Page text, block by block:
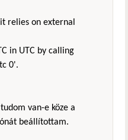
on external
in UTC by calling
0'.
van-e köze a
beállítottam.